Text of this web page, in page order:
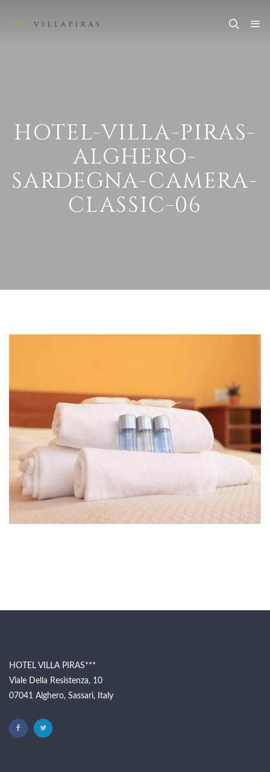
HOTEL-VILLA-PIRAS-
ALGHERO-
SARDEGNA-CAMERA-
CLASSIC-06
HOTEL VILLA PIRAS***
Viale Della Resistenza, 10
07041 Alghero, Sassari, Italy